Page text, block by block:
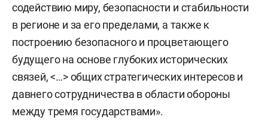
содействию миру, безопасности и стабильности
в регионе и за его пределами, а также к
построению безопасного и процветающего
будущего на основе глубоких исторических
связей, <…> общих стратегических интересов и
давнего сотрудничества в области обороны
между тремя государствами».